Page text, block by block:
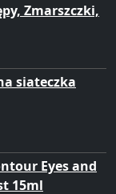
Zmarszczki,
siateczka
Eyes and
15ml